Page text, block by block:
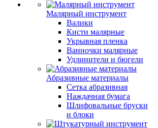
Малярный инструмент
Валики
Кисти малярные
Укрывная пленка
Ванночки малярные
Удлинители и бюгели
Абразивные материалы
Сетка абразивная
Наждачная бумага
Шлифовальные бруски
и блоки